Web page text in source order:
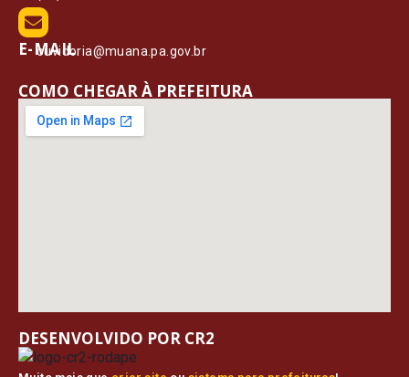
E-MAIL
ouvidoria@muana.pa.gov.br
COMO CHEGAR À PREFEITURA
DESENVOLVIDO POR CR2